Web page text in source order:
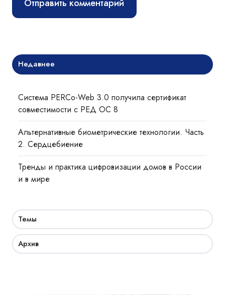
Недавнее
Система PERCo-Web 3.0 получила сертификат
совместимости с РЕД ОС 8
Альтернативные биометрические технологии. Часть
2. Сердцебиение
Тренды и практика цифровизации домов в России
и в мире
Темы
Архив